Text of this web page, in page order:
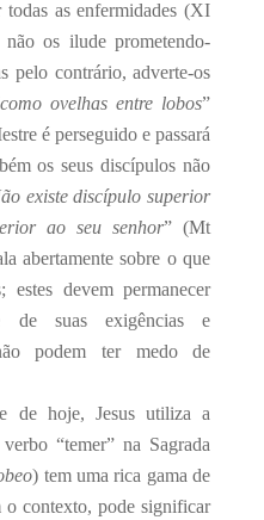
as enfermidades (XI
os ilude prometendo-
pelo contrário, adverte-os
como ovelhas entre lobos”
é perseguido e passará
os seus discípulos não
existe discípulo superior
ao seu senhor” (Mt
abertamente sobre o que
estes devem permanecer
de suas exigências e
podem ter medo de
de hoje, Jesus utiliza a
“temer” na Sagrada
) tem uma rica gama de
contexto, pode significar